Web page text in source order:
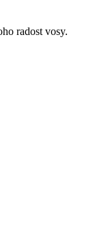
radost vosy.